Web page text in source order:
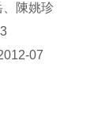
陳姚珍
07